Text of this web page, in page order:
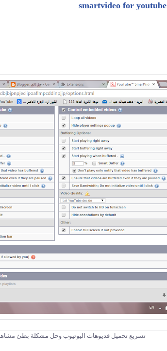
smartvideo for youtube
تسريع تحميل فديوهات اليوتيوب وحل مشكلة بطئ